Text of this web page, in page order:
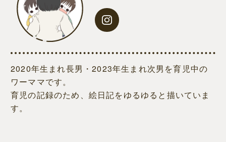
2020年生まれ長男・2023年生まれ次男を育児中の
ワーママです。
育児の記録のため、絵日記をゆるゆると描いていま
す。